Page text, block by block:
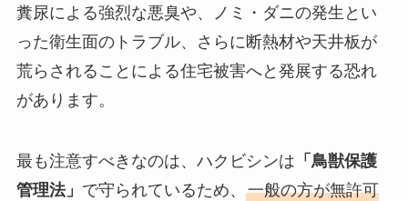
糞尿による強烈な悪臭や、ノミ・ダニの発生とい
った衛生面のトラブル、さらに断熱材や天井板が
荒らされることによる住宅被害へと発展する恐れ
があります。
最も注意すべきなのは、ハクビシンは 「鳥獣保護
管理法」 で守られているため、 一般の方が無許可